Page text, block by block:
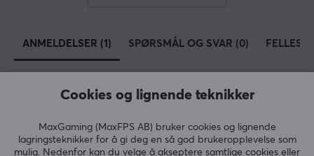
produktene fra Hori fremdeles høy kvalitet og er
utviklet med omsorg.
SPESIFIKASJONER
Produsentens garanti
ANMELDELSER (1) SPØRSMÅL OG SVAR (0)
5.0
Basert på 1 vurdering
3
0%
2
0%
Cookies og lignende teknikker
MaxGaming (MaxFPS AB) bruker cookies og lignende
lagringsteknikker for å gi deg en så god brukeropplevelse som
mulig. Nedenfor kan du velge å akseptere samtlige cookies eller